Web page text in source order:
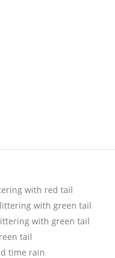
with red tail
with green tail
with green tail
tail
time rain